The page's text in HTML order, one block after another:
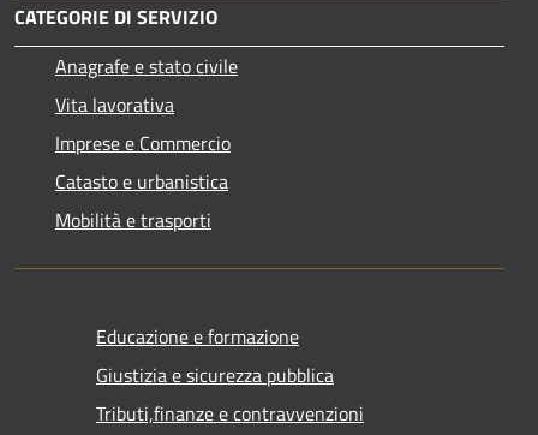
CATEGORIE DI SERVIZIO
Anagrafe e stato civile
Vita lavorativa
Imprese e Commercio
Catasto e urbanistica
Mobilità e trasporti
Educazione e formazione
Giustizia e sicurezza pubblica
Tributi,finanze e contravvenzioni